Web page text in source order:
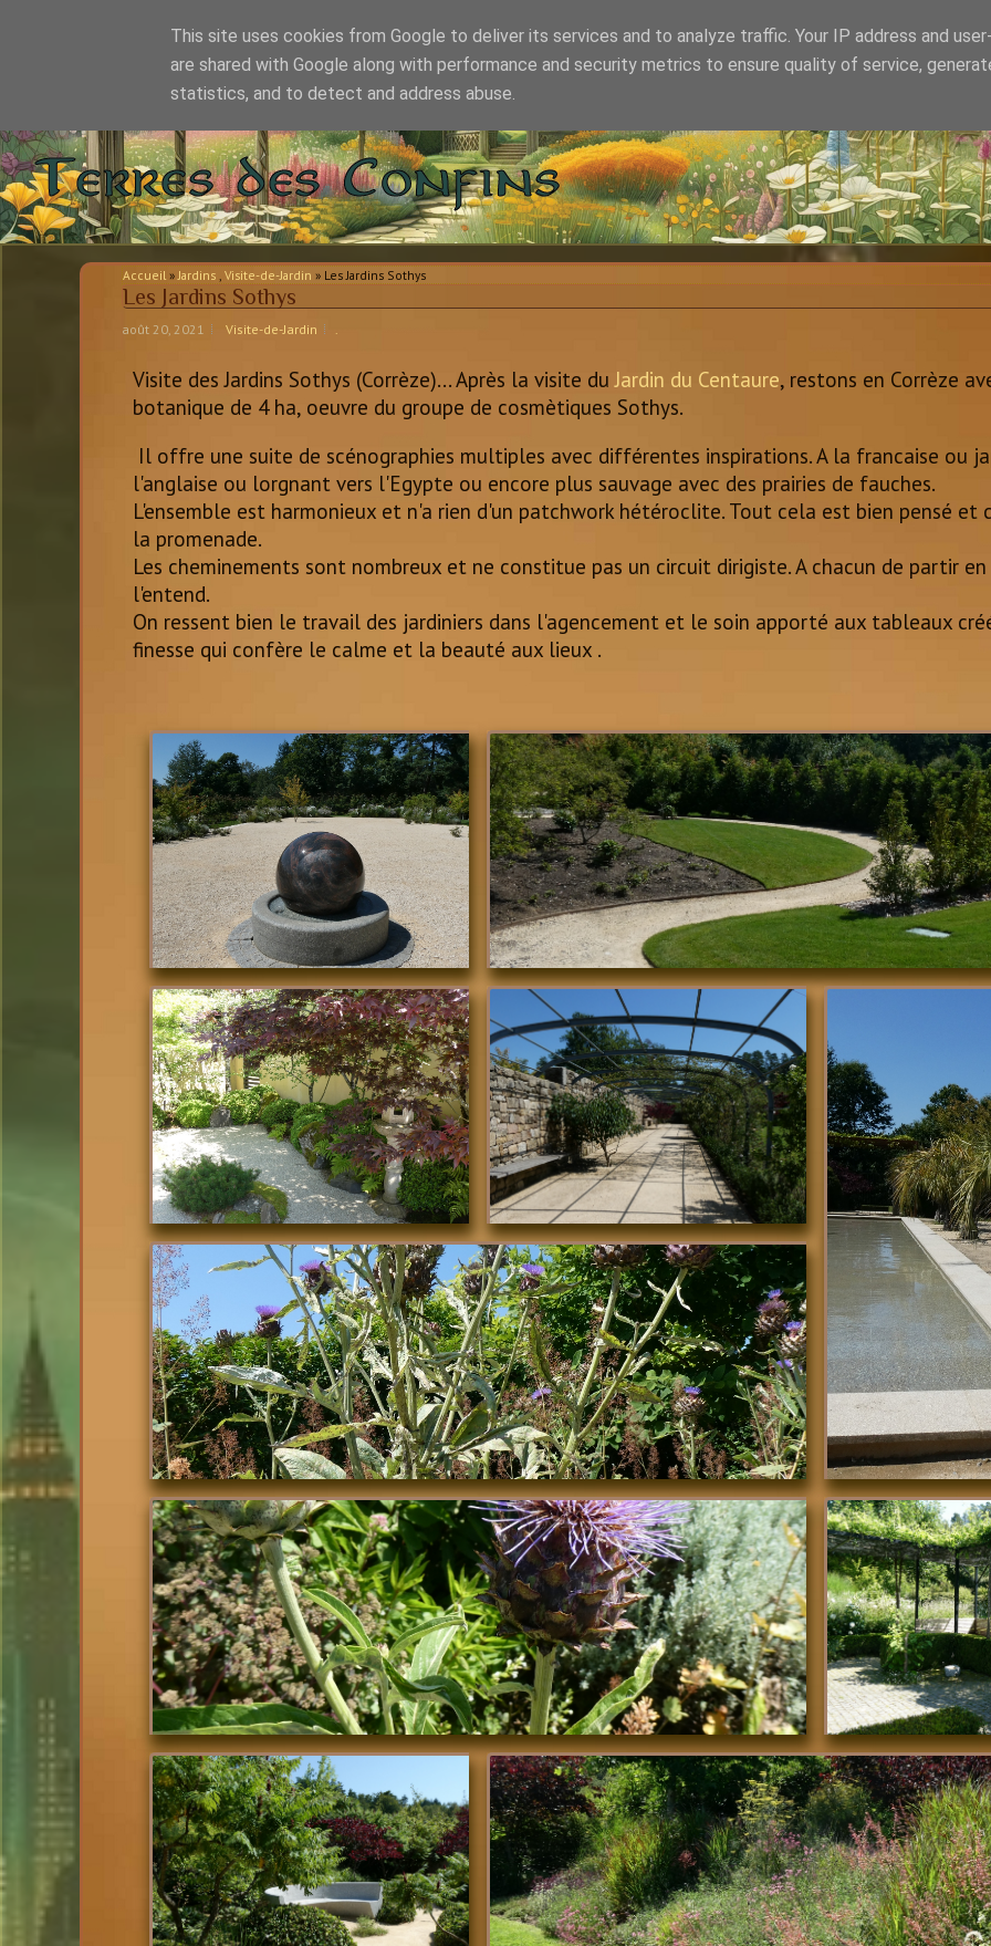
Accueil »Jardins , Visite-de-Jardin » Les Jardins Sothys
Les Jardins Sothys
août 20, 2021 Visite-de-Jardin .
Visite des Jardins Sothys (Corrèze)...Après la visite duJardin du Centaure, restons en Corrèze
botanique de 4 ha, oeuvre du groupe de cosmètiques Sothys.
Il offre une suite de scénographies multiples avec différentes inspirations. A la francaise ou
l'anglaise ou lorgnant vers l'Egypte ou encore plus sauvage avec des prairies de fauches.
L'ensemble est harmonieux et n'a rien d'un patchwork hétéroclite. Tout cela est bien pensé et
la promenade.
Les cheminements sont nombreux et ne constitue pas un circuit dirigiste. A chacun de partir
l'entend.
On ressent bien le travail des jardiniers dans l'agencement et le soin apporté aux tableaux
finesse qui confère le calme et la beauté aux lieux .
This site uses cookies from Google to deliver its services and to analyze traffic. Your IP address and
are shared with Google along with performance and security metrics to ensure quality of service,
statistics, and to detect and address abuse.